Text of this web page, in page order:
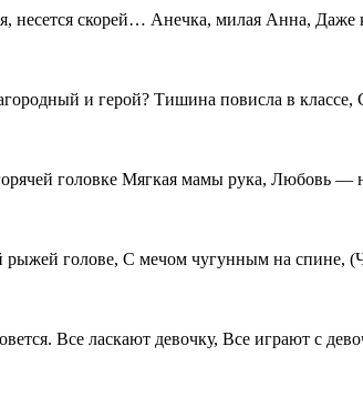
несется скорей… Анечка, милая Анна,
и герой? Тишина повисла в классе,
головке Мягкая мамы рука, Любовь —
голове, С мечом чугунным на спине,
Все ласкают девочку, Все играют с